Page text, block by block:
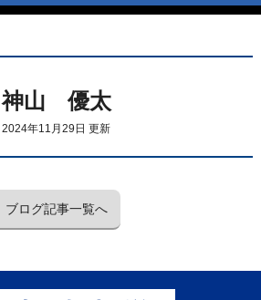
神山 優太
2024年11月29日 更新
ブログ記事一覧へ